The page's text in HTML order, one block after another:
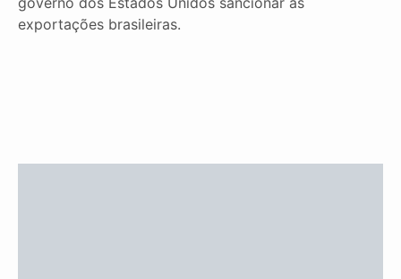
exportações brasileiras.